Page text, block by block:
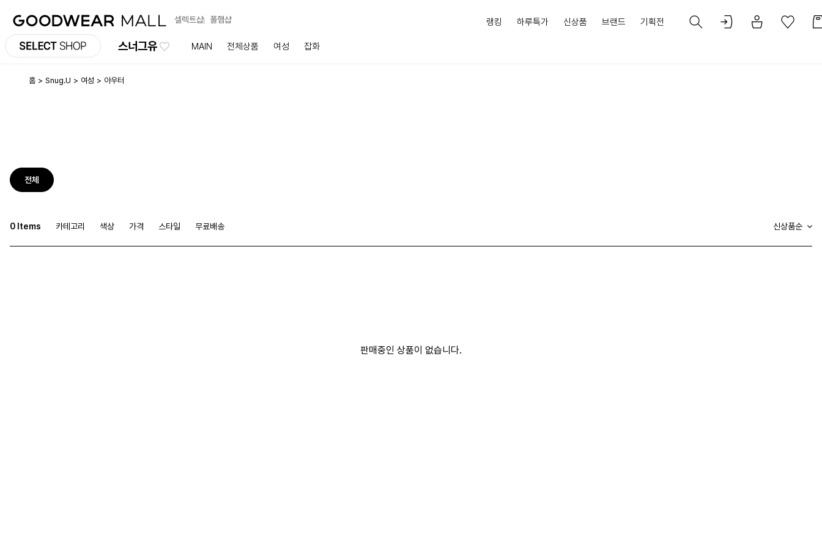
셀렉트샵 폴햄샵
스너그유 MAIN 전체상품 여성 잡화
랭킹 하루특가 신상품 브랜드 기획전
홈 Snug.U 여성 아우터
전체
0 Items 카테고리 색상 가격 스타일 무료배송 신상품순
판매중인 상품이 없습니다.